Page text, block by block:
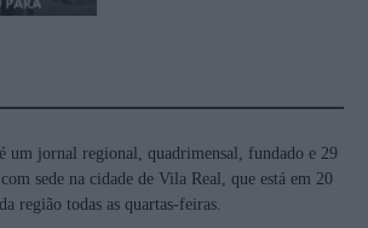
um jornal regional, quadrimensal, fundado e 29
sede na cidade de Vila Real, que está em 20
região todas as quartas-feiras.